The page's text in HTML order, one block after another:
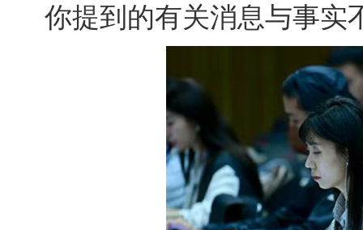
你提到的有关消息与事实